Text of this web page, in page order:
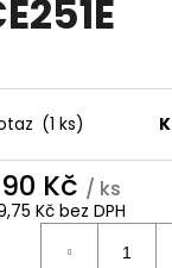
(1 ks)
Kč / ks
Kč bez DPH